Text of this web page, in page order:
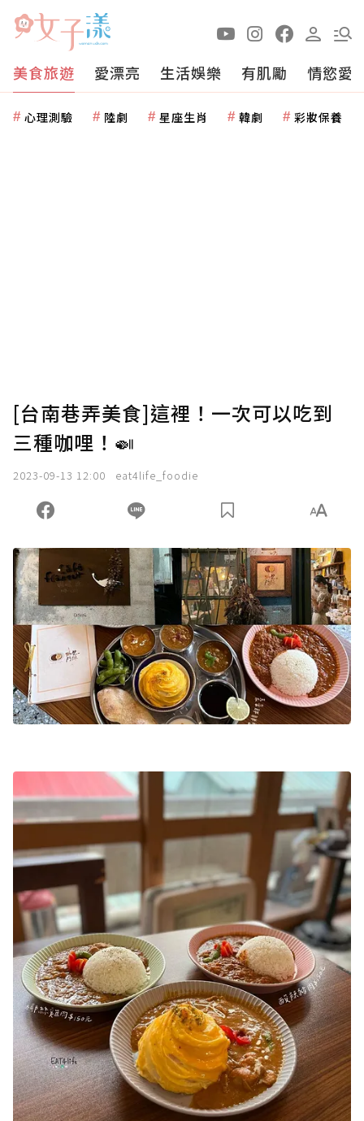
美食旅遊 愛漂亮 生活娛樂 有肌勵 情慾愛
心理測驗 陸劇 星座生肖 韓劇 彩妝保養
[台南巷弄美食]這裡！一次可以吃到
三種咖哩！🍛
2023-09-13 12:00 eat4life_foodie